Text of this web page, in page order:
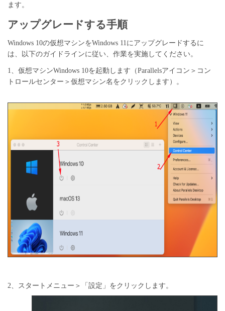
ます。
アップグレードする手順
Windows 10の仮想マシンをWindows 11にアップグレードするに
は、以下のガイドラインに従い、作業を実施してください。
1、仮想マシンWindows 10を起動します（Parallelsアイコン＞コン
トロールセンター＞仮想マシン名をクリックします）。
2、スタートメニュー＞「設定」をクリックします。